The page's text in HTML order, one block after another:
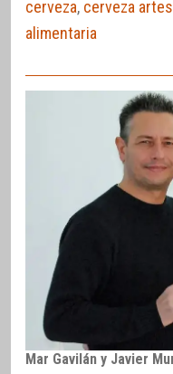
cerveza, cerveza
alimentaria
Mar Gavilán y Javier